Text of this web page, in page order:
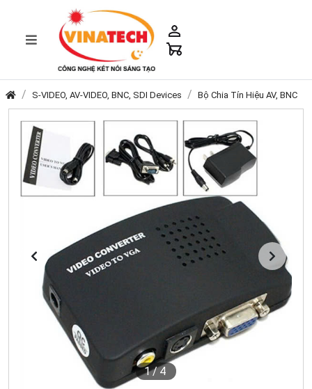
S-VIDEO, AV-VIDEO, BNC, SDI Devices Bộ Chia Tín Hiệu AV, BNC
1/4